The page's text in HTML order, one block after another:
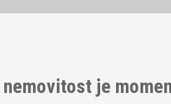
nemovitost je